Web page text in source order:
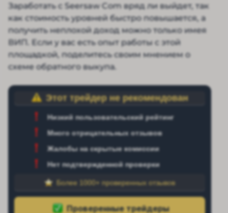
Заработать с Seersaw Com вряд ли выйдет, так
как стоимость уровней быстро повышается, а
получить неплохой доход можно только имея
ВИП. Если у вас есть опыт работы с этой
площадкой, поделитесь своим мнением о
схеме обратного выкупа.
Этот трейдер не рекомендован
Низкий пользовательский рейтинг
Много отрицательных отзывов
Жалобы на скрытые комиссии
Нет подтвержденной проверки
Более 1000+ проверенных отзывов